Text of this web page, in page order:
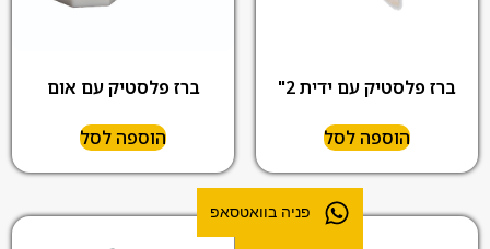
ברז פלסטיק עם ידית 2"
הוספה לסל
ברז פלסטיק עם אום
הוספה לסל
פניה בוואטסאפ